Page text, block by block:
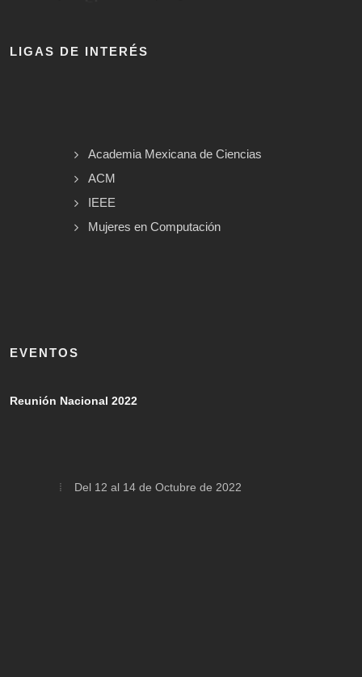
LIGAS DE INTERÉS
Academia Mexicana de Ciencias
ACM
IEEE
Mujeres en Computación
EVENTOS
Reunión Nacional 2022
Del 12 al 14 de Octubre de 2022